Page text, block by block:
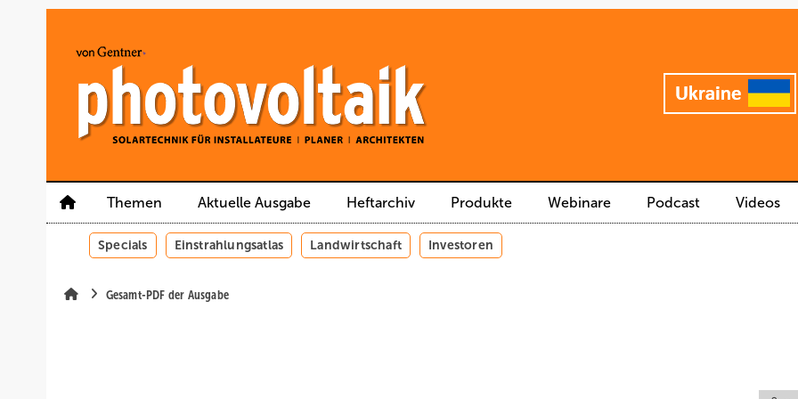
Themen Aktuelle Ausgabe Heftarchiv Produkte Webinare Podcast Videos
Specials Einstrahlungsatlas Landwirtschaft Investoren
Gesamt-PDF der Ausgabe